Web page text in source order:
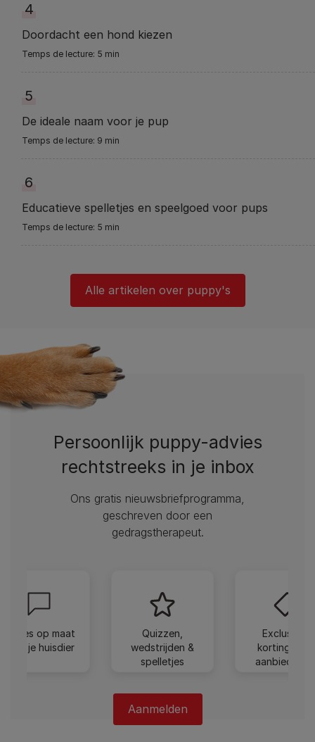
4
Doordacht een hond kiezen
5 min
5
De ideale naam voor je pup
9 min
6
Educatieve spelletjes en speelgoed voor pups
5 min
Alle artikelen over puppy's
Persoonlijk puppy-advies
rechtstreeks in je inbox
Ons gratis nieuwsbriefprogramma,
geschreven door een
gedragstherapeut.
Advies op maat
voor je huisdier
Quizzen,
wedstrijden &
spelletjes
Exclusieve
kortingen en
Aanmelden